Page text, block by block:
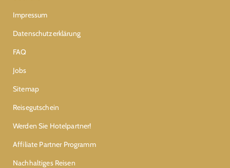
Impressum
Datenschutzerklärung
FAQ
Jobs
Sitemap
Reisegutschein
Werden Sie Hotelpartner!
Affiliate Partner Programm
Nachhaltiges Reisen